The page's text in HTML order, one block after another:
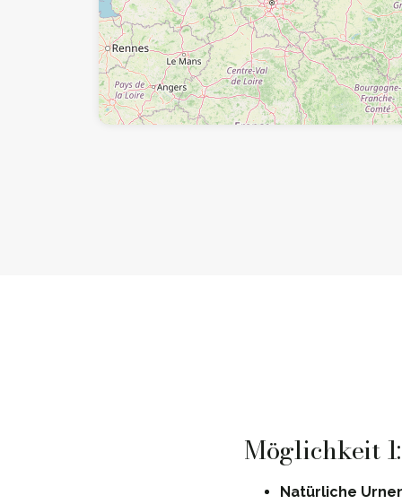
Möglichkeit
Natürliche